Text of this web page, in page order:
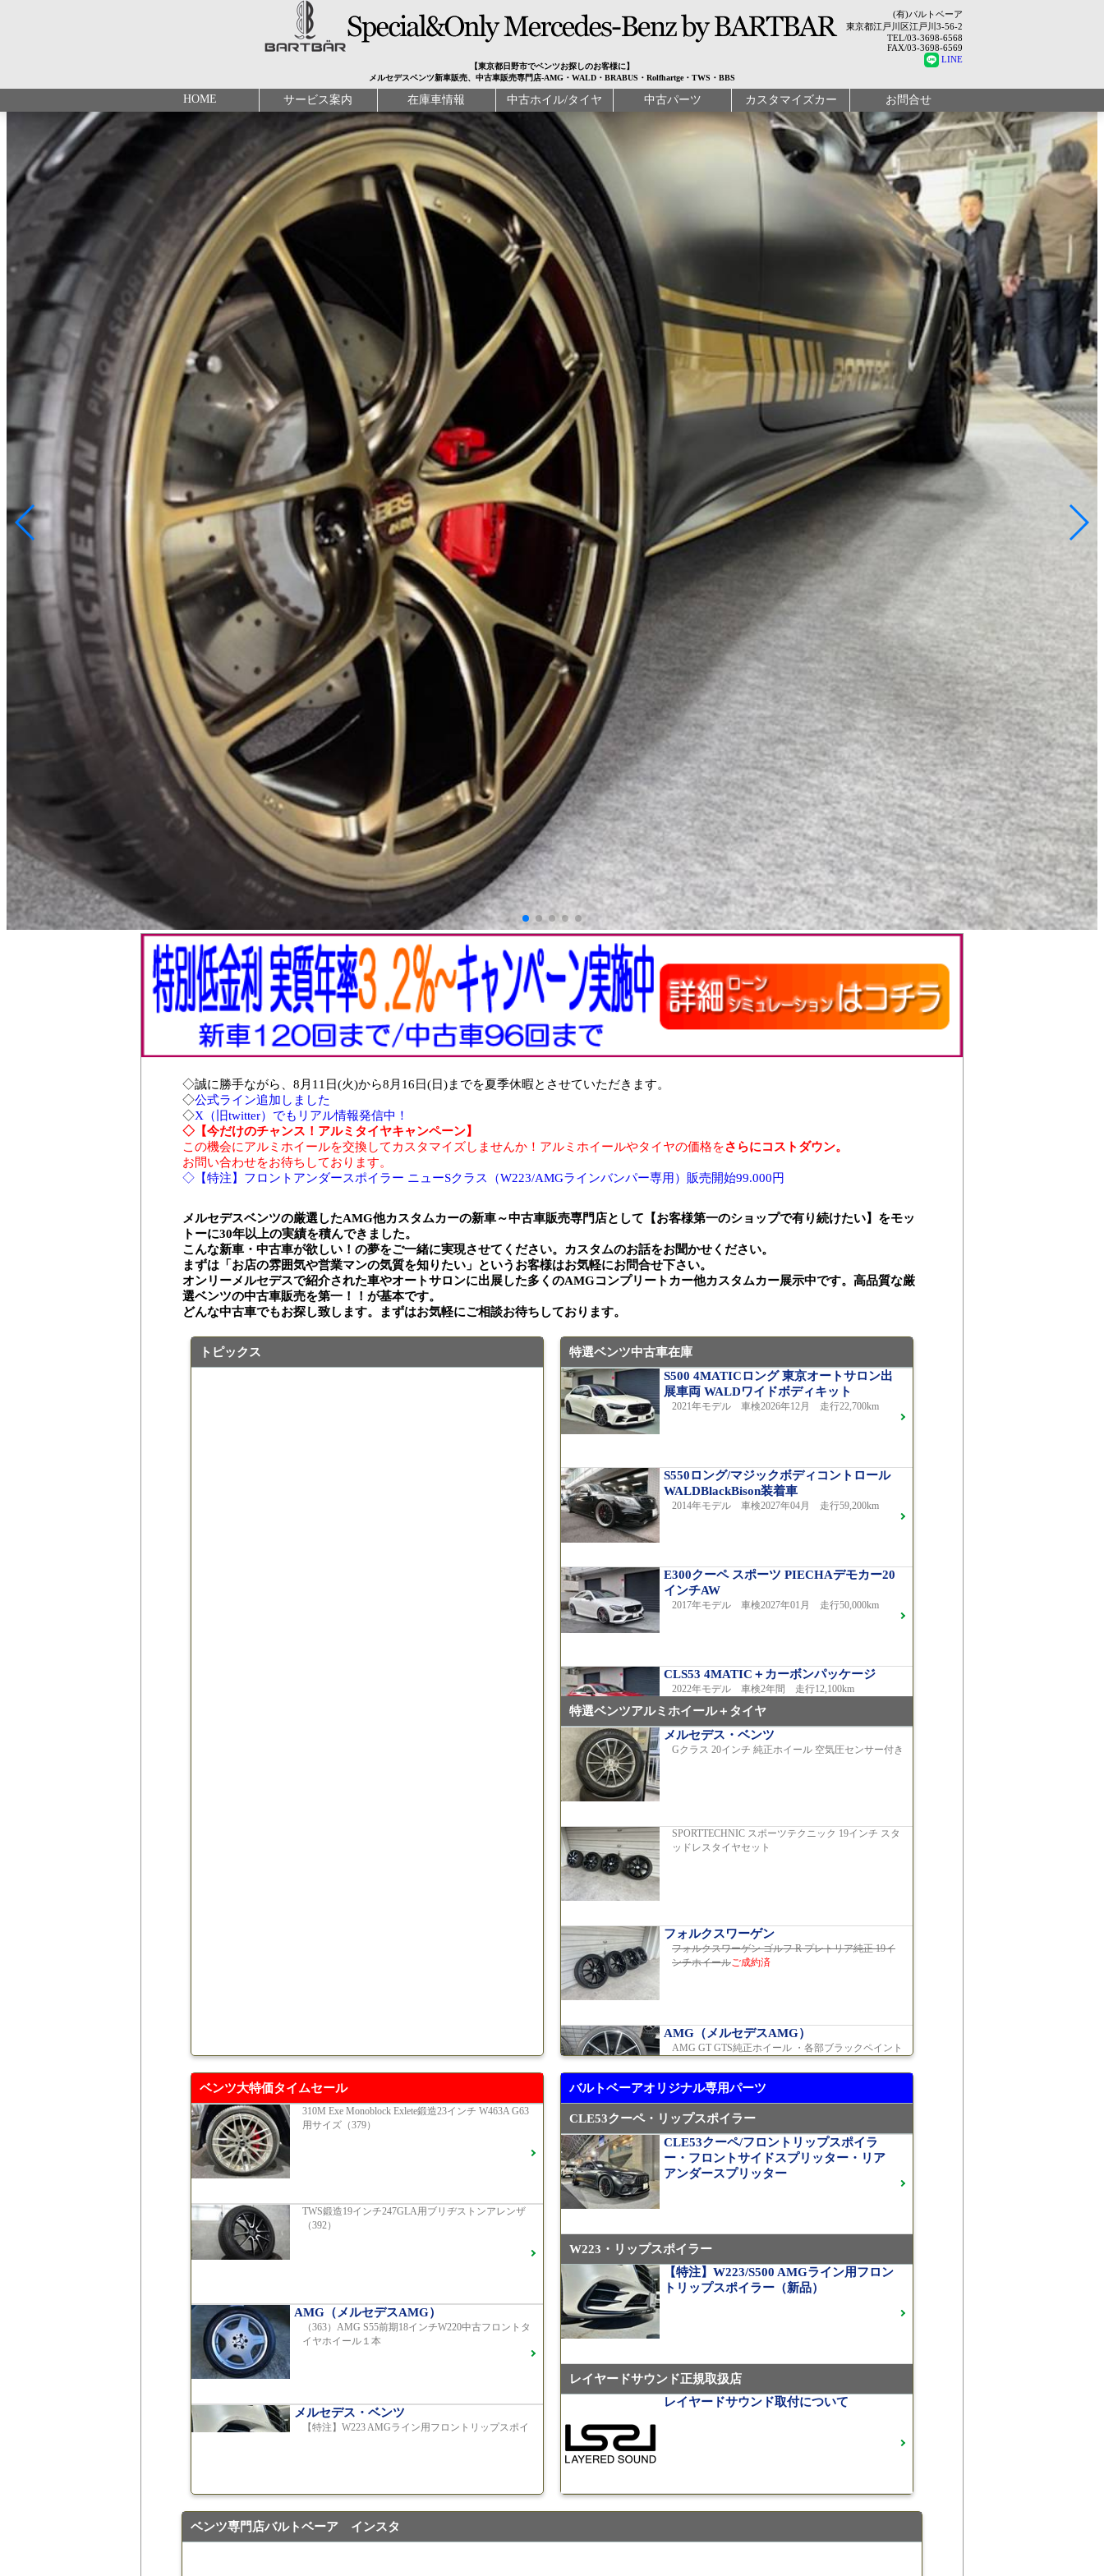
【東京都日野市でベンツお探しのお客様に】
メルセデスベンツ新車販売、中古車販売専門店-AMG・WALD・BRABUS・Rolfhartge・TWS・BBS
(有)バルトベーア
東京都江戸川区江戸川3-56-2
TEL/03-3698-6568
FAX/03-3698-6569
LINE
HOME サービス案内 在庫車情報 中古ホイル/タイヤ 中古パーツ カスタマイズカー お問合せ
◇誠に勝手ながら、8月11日(火)から8月16日(日)までを夏季休暇とさせていただきます。
◇公式ライン追加しました
◇X（旧twitter）でもリアル情報発信中！
◇【今だけのチャンス！アルミタイヤキャンペーン】
この機会にアルミホイールを交換してカスタマイズしませんか！アルミホイールやタイヤの価格をさらにコストダウン。
お問い合わせをお待ちしております。
◇【特注】フロントアンダースポイラー ニューSクラス（W223/AMGラインバンパー専用）販売開始99.000円
メルセデスベンツの厳選したAMG他カスタムカーの新車～中古車販売専門店として【お客様第一のショップで有り続けたい】をモッ
トーに30年以上の実績を積んできました。
こんな新車・中古車が欲しい！の夢をご一緒に実現させてください。カスタムのお話をお聞かせください。
まずは「お店の雰囲気や営業マンの気質を知りたい」というお客様はお気軽にお問合せ下さい。
オンリーメルセデスで紹介された車やオートサロンに出展した多くのAMGコンプリートカー他カスタムカー展示中です。高品質な厳
選ベンツの中古車販売を第一！！が基本です。
どんな中古車でもお探し致します。まずはお気軽にご相談お待ちしております。
トピックス
特選ベンツ中古車在庫
S500 4MATICロング 東京オートサロン出
展車両 WALDワイドボディキット
2021年モデル 車検2026年12月 走行22,700km
S550ロング/マジックボディコントロール
WALDBlackBison装着車
2014年モデル 車検2027年04月 走行59,200km
E300クーペ スポーツ PIECHAデモカー20
インチAW
2017年モデル 車検2027年01月 走行50,000km
CLS53 4MATIC＋カーボンパッケージ
2022年モデル 車検2年間 走行12,100km
GT53 4MATIC+ ダイナミックプラスパッ
ケージご成約済
2024年モデル 車検2027年01月 走行8,500km
G400dご成約済
S450エクスクルーシブ AMGラインプラス
ご成約済
ベンツ中古車在庫車情報
特選ベンツアルミホイール＋タイヤ
メルセデス・ベンツ
Gクラス 20インチ 純正ホイール 空気圧センサー付き
SPORTTECHNIC スポーツテクニック 19インチ スタ
ッドレスタイヤセット
フォルクスワーゲン
フォルクスワーゲン ゴルフ R プレトリア純正 19イ
ンチホイールご成約済
AMG（メルセデスAMG）
AMG GT GTS純正ホイール ・各部ブラックペイント
R231 SL400 ロルフハルトゲ20インチアルミホイール
F16
【中古タイヤ美品】ピレリPゼロネロ255/30/20 5分山
1本売り（TY005）
用サイズ（379）
ベンツ大特価タイムセール
310M Exe Monoblock Exlete鍛造23インチ W463A G63
用サイズ（379）
TWS鍛造19インチ247GLA用ブリヂストンアレンザ
（392）
AMG（メルセデスAMG）
（363）AMG S55前期18インチW220中古フロントタ
イヤホイール１本
メルセデス・ベンツ
【特注】W223 AMGライン用フロントリップスポイ
バルトベーアオリジナル専用パーツ
CLE53クーペ・リップスポイラー
CLE53クーペ/フロントリップスポイラ
ー・フロントサイドスプリッター・リア
アンダースプリッター
W223・リップスポイラー
【特注】W223/S500 AMGライン用フロン
トリップスポイラー（新品）
レイヤードサウンド正規取扱店
レイヤードサウンド取付について
ベンツ専門店バルトベーア インスタ